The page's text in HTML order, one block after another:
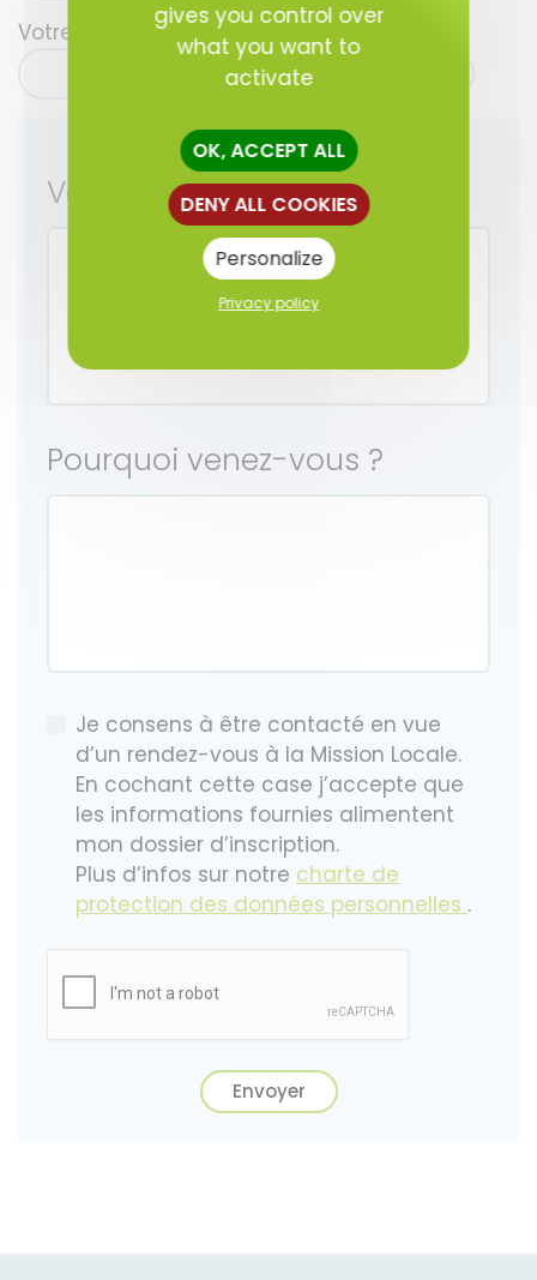
Votre adresse email
Vos disponibilités
Pourquoi venez-vous ?
Je consens à être contacté en vue
d’un rendez-vous à la Mission Locale.
En cochant cette case j’accepte que
les informations fournies alimentent
mon dossier d’inscription.
Plus d’infos sur notre charte de
protection des données personnelles .
Envoyer
gives you control over
what you want to
activate
OK, ACCEPT ALL
DENY ALL COOKIES
Personalize
Privacy policy